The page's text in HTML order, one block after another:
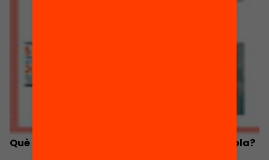
Què estan fent les famílies per millorar l’escola?